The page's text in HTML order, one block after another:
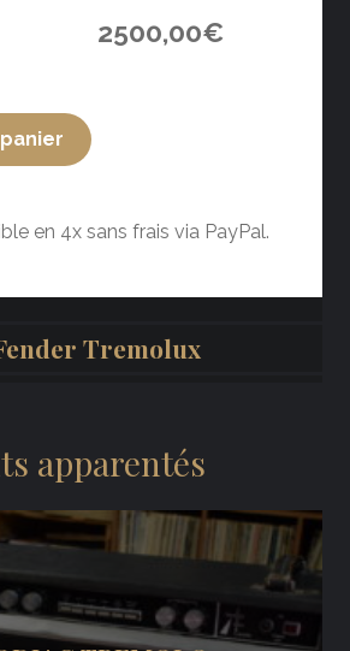
2500,00€
en 4x sans frais via PayPal.
Tremolux
apparentés